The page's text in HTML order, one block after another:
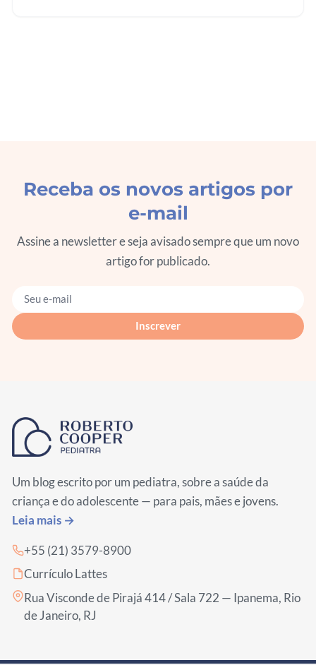
Receba os novos artigos por
e-mail
Assine a newsletter e seja avisado sempre que um novo
artigo for publicado.
Seu e-mail
Inscrever
Um blog escrito por um pediatra, sobre a saúde da
criança e do adolescente — para pais, mães e jovens.
Leia mais →
+55 (21) 3579-8900
Currículo Lattes
Rua Visconde de Pirajá 414 / Sala 722 — Ipanema, Rio
de Janeiro, RJ